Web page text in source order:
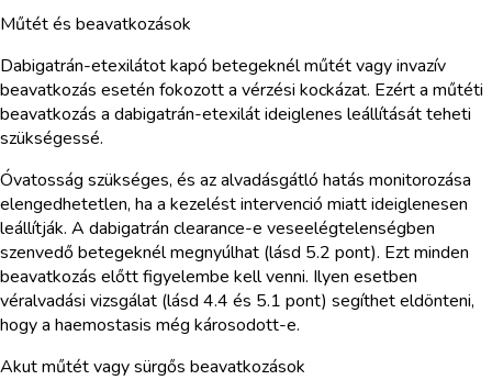
Műtét és beavatkozások
Dabigatrán-etexilátot kapó betegeknél műtét vagy invazív
beavatkozás esetén fokozott a vérzési kockázat. Ezért a műtéti
beavatkozás a dabigatrán-etexilát ideiglenes leállítását teheti
szükségessé.
Óvatosság szükséges, és az alvadásgátló hatás monitorozása
elengedhetetlen, ha a kezelést intervenció miatt ideiglenesen
leállítják. A dabigatrán clearance-e veseelégtelenségben
szenvedő betegeknél megnyúlhat (lásd 5.2 pont). Ezt minden
beavatkozás előtt figyelembe kell venni. Ilyen esetben
véralvadási vizsgálat (lásd 4.4 és 5.1 pont) segíthet eldönteni,
hogy a haemostasis még károsodott-e.
Akut műtét vagy sürgős beavatkozások